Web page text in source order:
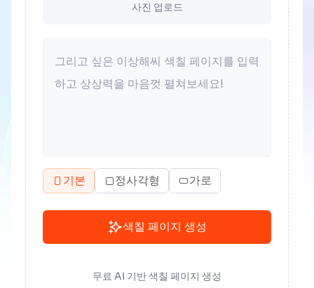
사진 업로드
기본 정사각형 가로
색칠 페이지 생성
무료 AI 기반 색칠 페이지 생성